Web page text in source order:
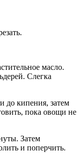
масло.
Слегка
до кипения, затем
пока овощи не
Затем
и поперчить.